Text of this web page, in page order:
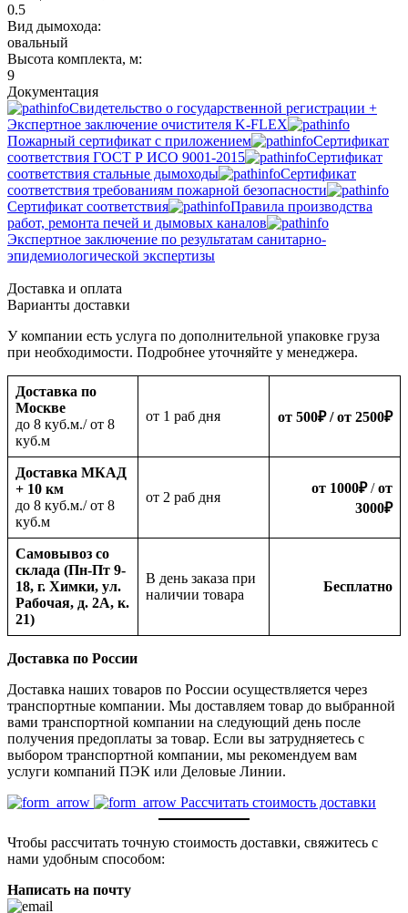
0.5
Вид дымохода:
овальный
Высота комплекта, м:
9
Документация
Свидетельство о государственной регистрации +
Экспертное заключение очистителя K-FLEX
Пожарный сертификат с приложением
Сертификат
соответствия ГОСТ Р ИСО 9001-2015
Сертификат
соответствия стальные дымоходы
Сертификат
соответствия требованиям пожарной безопасности
Сертификат соответствия
Правила производства
работ, ремонта печей и дымовых каналов
Экспертное заключение по результатам санитарно-
эпидемиологической экспертизы
Доставка и оплата
Варианты доставки
У компании есть услуга по дополнительной упаковке груза
при необходимости. Подробнее уточняйте у менеджера.
Доставка по
Москве
до 8 куб.м./ от 8
куб.м
oт 1 раб дня от 500₽/ от 2500₽
Доставка МКАД
+ 10 км
до 8 куб.м./ от 8
куб.м
oт 2 раб дня
от 1000₽/от
3000₽
Самовывоз со
склада (Пн-Пт 9-
18, г. Химки, ул.
Рабочая, д. 2А, к.
21)
В день заказа при
наличии товара
Бесплатно
Доставка по России
Доставка наших товаров по России осуществляется через
транспортные компании. Мы доставляем товар до выбранной
вами транспортной компании на следующий день после
получения предоплаты за товар. Если вы затрудняетесь с
выбором транспортной компании, мы рекомендуем вам
услуги компаний ПЭК или Деловые Линии.
Рассчитать стоимость доставки
Чтобы рассчитать точную стоимость доставки, свяжитесь с
нами удобным способом:
Написать на почту